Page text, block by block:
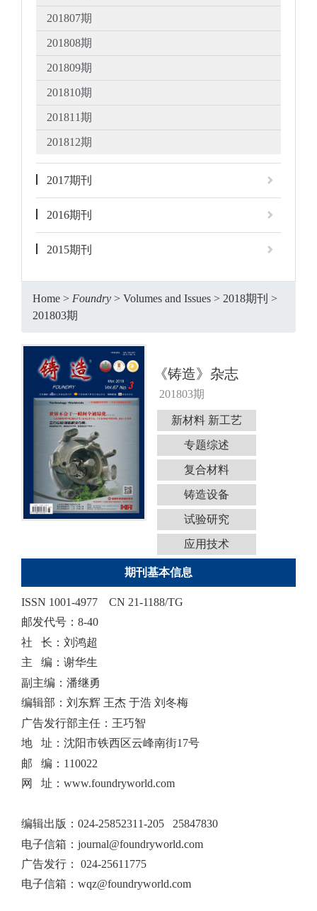
201807期
201808期
201809期
201810期
201811期
201812期
2017期刊
2016期刊
2015期刊
Home > Foundry > Volumes and Issues > 2018期刊 >
201803期
《铸造》杂志
201803期
新材料 新工艺
专题综述
复合材料
铸造设备
试验研究
应用技术
期刊基本信息
ISSN 1001-4977 CN 21-1188/TG
邮发代号：8-40
社 长：刘鸿超
主 编：谢华生
副主编：潘继勇
编辑部：刘东辉 王杰 于浩 刘冬梅
广告发行部主任：王巧智
地 址：沈阳市铁西区云峰南街17号
邮 编：110022
网 址：www.foundryworld.com
编辑出版 ： 024-25852311-205 25847830
电子信箱： journal@foundryworld.com
广告发行：
024-25611775
电子信箱： wqz@foundryworld.com